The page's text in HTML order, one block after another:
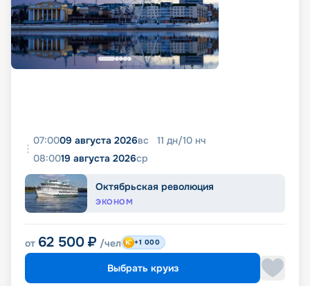
07:0009 августа 2026вс 11 дн/10 нч
08:0019 августа 2026ср
Октябрьская революция
ЭКОНОМ
от 62 500 ₽ /чел +1 000
Выбрать круиз